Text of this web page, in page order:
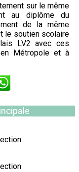
sur le même
au diplôme du
de la même
le soutien scolaire
LV2 avec ces
Métropole et à